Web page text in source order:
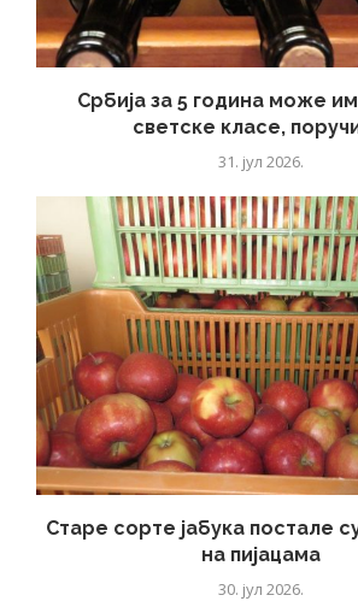
Србија за 5 година може
светске класе,
31. јул 2026.
Старе сорте јабука постале
на пијацама
30. јул 2026.